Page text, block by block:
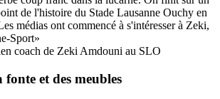
de l'histoire du Stade Lausanne Ouchy en
médias ont commencé à s'intéresser à Zeki,
Sport»
coach de Zeki Amdouni au SLO
fonte et des meubles